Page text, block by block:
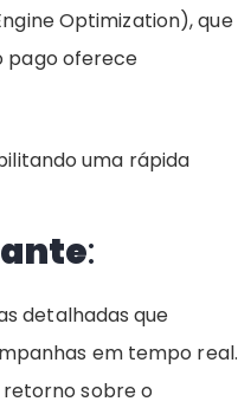
Optimization), que
pago oferece
uma rápida
:
detalhadas que
em tempo real.
retorno sobre o